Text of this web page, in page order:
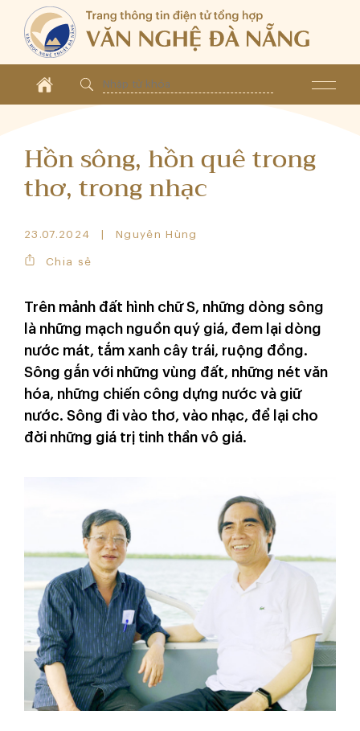
Hồn sông, hồn quê trong
thơ, trong nhạc
23.07.2024 Nguyên Hùng
Chia sẻ
Trên mảnh đất hình chữ S, những dòng sông
là những mạch nguồn quý giá, đem lại dòng
nước mát, tắm xanh cây trái, ruộng đồng.
Sông gắn với những vùng đất, những nét văn
hóa, những chiến công dựng nước và giữ
nước. Sông đi vào thơ, vào nhạc, để lại cho
đời những giá trị tinh thần vô giá.